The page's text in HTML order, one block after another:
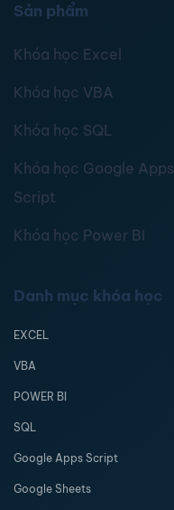
Sản phẩm
Khóa học Excel
Khóa học VBA
Khóa học SQL
Khóa học Google Apps
Script
Khóa học Power BI
Danh mục khóa học
EXCEL
VBA
POWER BI
SQL
Google Apps Script
Google Sheets